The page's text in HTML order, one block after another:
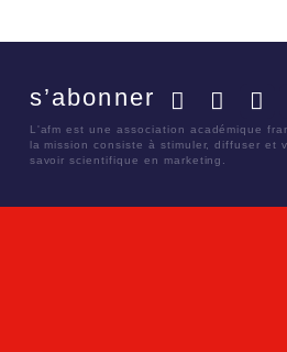
s’abonner
L'afm est une association académique
la mission consiste à stimuler, diffuser et
savoir scientifique en marketing.